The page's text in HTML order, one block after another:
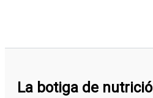
La botiga de nutrició